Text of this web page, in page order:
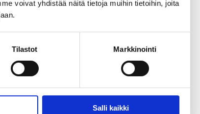
voivat yhdistää näitä tietoja muihin tietoihin, joita
Tilastot Markkinointi
Salli kaikki